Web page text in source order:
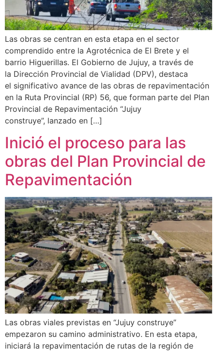
Las obras se centran en esta etapa en el sector
comprendido entre la Agrotécnica de El Brete y el
barrio Higuerillas. El Gobierno de Jujuy, a través de
la Dirección Provincial de Vialidad (DPV), destaca
el significativo avance de las obras de repavimentación
en la Ruta Provincial (RP) 56, que forman parte del Plan
Provincial de Repavimentación “Jujuy
construye”, lanzado en […]
Inició el proceso para las
obras del Plan Provincial de
Repavimentación
Las obras viales previstas en “Jujuy construye”
empezaron su camino administrativo. En esta etapa,
iniciará la repavimentación de rutas de la región de